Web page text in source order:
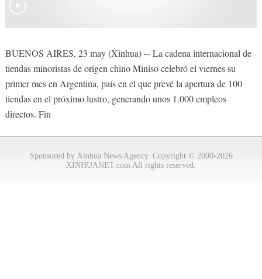
BUENOS AIRES, 23 may (Xinhua) -- La cadena internacional de
tiendas minoristas de origen chino Miniso celebró el viernes su
primer mes en Argentina, país en el que prevé la apertura de 100
tiendas en el próximo lustro, generando unos 1.000 empleos
directos. Fin
Sponsored by Xinhua News Agency. Copyright © 2000-2026
XINHUANET.com All rights reserved.